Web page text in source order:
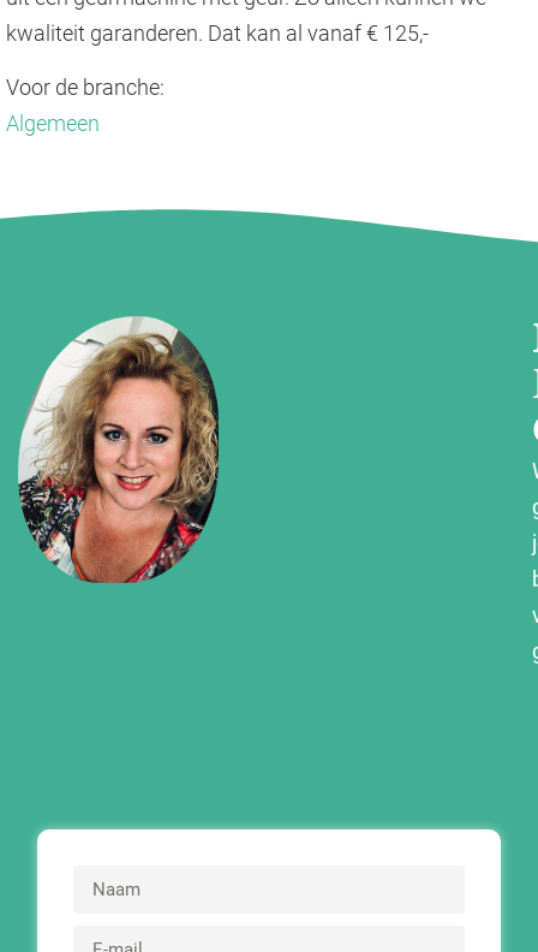
kwaliteit garanderen. Dat kan al vanaf € 125,-
Voor de branche:
Algemeen